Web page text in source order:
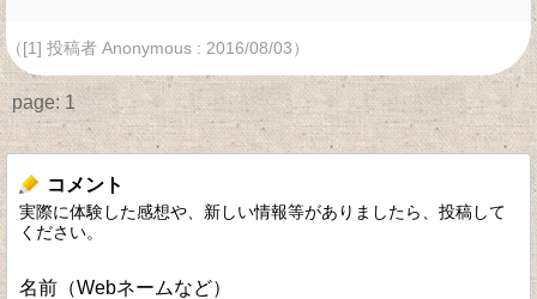
（[1] 投稿者 Anonymous : 2016/08/03）
page:1
コメント
実際に体験した感想や、新しい情報等がありましたら、投稿して
ください。
名前（Webネームなど）